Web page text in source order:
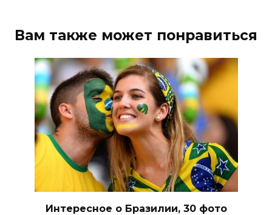
Вам также может понравиться
Интересное о Бразилии, 30 фото